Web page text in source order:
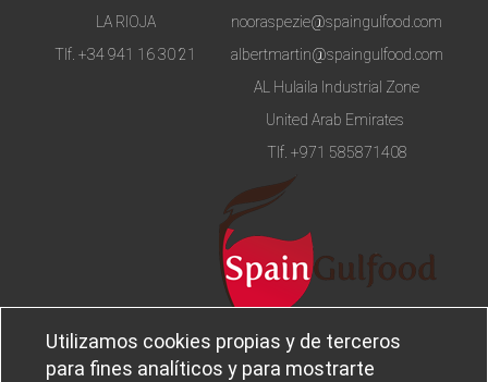
LA RIOJA
Tlf.+34 941 16 30 21
nooraspezie@spaingulfood.com
albertmartin@spaingulfood.com
AL Hulaila Industrial Zone
United Arab Emirates
Tlf. +971 585871408
Utilizamos cookies propias y de terceros
para fines analíticos y para mostrarte
Sobre
Ferba
Aviso legal
Política de privacidad